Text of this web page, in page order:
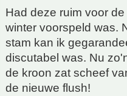
Had deze ruim voor
winter voorspeld was.
stam kan ik
discutabel was. Nu
de kroon zat scheef
de nieuwe flush!